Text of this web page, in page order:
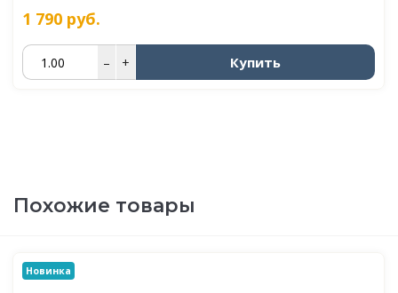
1 790 руб.
– + Купить
Похожие товары
Новинка